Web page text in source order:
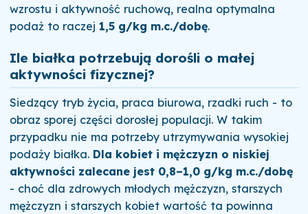
wzrostu i aktywność ruchową, realna optymalna
podaż to raczej 1,5 g/kg m.c./dobę.
Ile białka potrzebują dorośli o małej
aktywności fizycznej?
Siedzący tryb życia, praca biurowa, rzadki ruch - to
obraz sporej części dorosłej populacji. W takim
przypadku nie ma potrzeby utrzymywania wysokiej
podaży białka. Dla kobiet i mężczyzn o niskiej
aktywności zalecane jest 0,8–1,0 g/kg m.c./dobę
- choć dla zdrowych młodych mężczyzn, starszych
mężczyzn i starszych kobiet wartość ta powinna